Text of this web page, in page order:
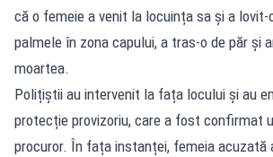
că o femeie a venit la locuința sa și a lovit-
palmele în zona capului, a tras-o de păr și
moartea.
Polițiștii au intervenit la fața locului și au
protecție provizoriu, care a fost confirmat
procuror. În fața instanței, femeia acuzată